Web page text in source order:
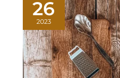
26
2023